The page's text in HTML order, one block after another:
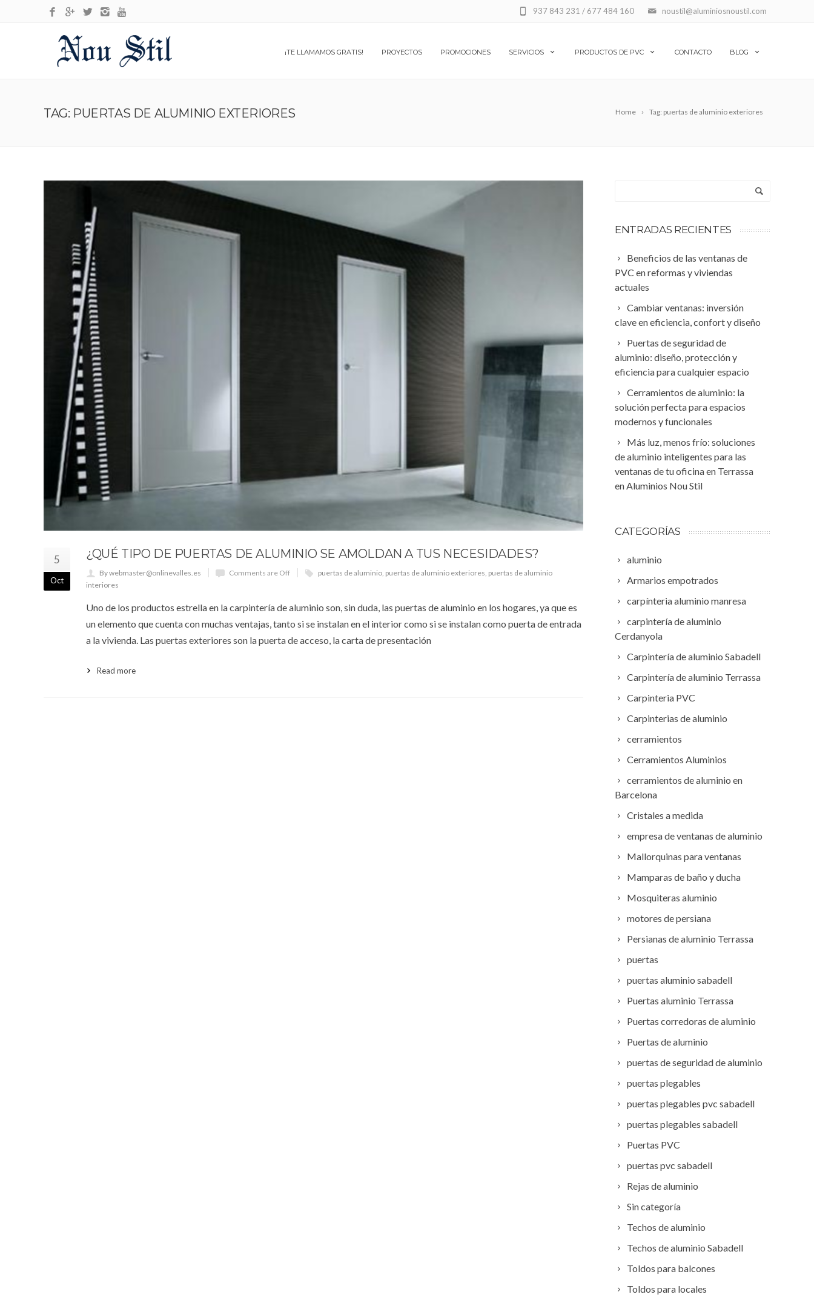
noustil@aluminiosnoustil.com
937 843 231 / 677 484 160
¡TE LLAMAMOS GRATIS! PROYECTOS PROMOCIONES SERVICIOS PRODUCTOS DE PVC CONTACTO BLOG
Home Tag: puertas de aluminio exteriores
TAG: PUERTAS DE ALUMINIO EXTERIORES
5
Oct
¿QUÉ TIPO DE PUERTAS DE ALUMINIO SE AMOLDAN A TUS NECESIDADES?
By webmaster@onlinevalles.es Comments are Off puertas de aluminio puertas de aluminio exteriores puertas de aluminio
interiores
Uno de los productos estrella en la carpintería de aluminio son, sin duda, las puertas de aluminio en los hogares, ya que es
un elemento que cuenta con muchas ventajas, tanto si se instalan en el interior como si se instalan como puerta de entrada
a la vivienda. Las puertas exteriores son la puerta de acceso, la carta de presentación
Read more
ENTRADAS RECIENTES
Beneficios de las ventanas de
PVC en reformas y viviendas
actuales
Cambiar ventanas: inversión
clave en eficiencia, confort y diseño
Puertas de seguridad de
aluminio: diseño, protección y
eficiencia para cualquier espacio
Cerramientos de aluminio: la
solución perfecta para espacios
modernos y funcionales
Más luz, menos frío: soluciones
de aluminio inteligentes para las
ventanas de tu oficina en Terrassa
en Aluminios Nou Stil
CATEGORÍAS
aluminio
Armarios empotrados
carpínteria aluminio manresa
carpintería de aluminio
Cerdanyola
Carpintería de aluminio Sabadell
Carpintería de aluminio Terrassa
Carpinteria PVC
Carpinterias de aluminio
cerramientos
Cerramientos Aluminios
cerramientos de aluminio en
Barcelona
Cristales a medida
empresa de ventanas de aluminio
Mallorquinas para ventanas
Mamparas de baño y ducha
Mosquiteras aluminio
motores de persiana
Persianas de aluminio Terrassa
puertas
puertas aluminio sabadell
Puertas aluminio Terrassa
Puertas corredoras de aluminio
Puertas de aluminio
puertas de seguridad de aluminio
puertas plegables
puertas plegables pvc sabadell
puertas plegables sabadell
Puertas PVC
puertas pvc sabadell
Rejas de aluminio
Sin categoría
Techos de aluminio
Techos de aluminio Sabadell
Toldos para balcones
Toldos para locales